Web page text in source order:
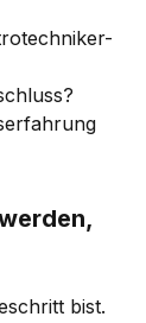
bist.